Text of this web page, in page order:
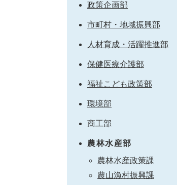
政策企画部
市町村・地域振興部
人材育成・活躍推進部
保健医療介護部
福祉こども政策部
環境部
商工部
農林水産部
農林水産政策課
農山漁村振興課